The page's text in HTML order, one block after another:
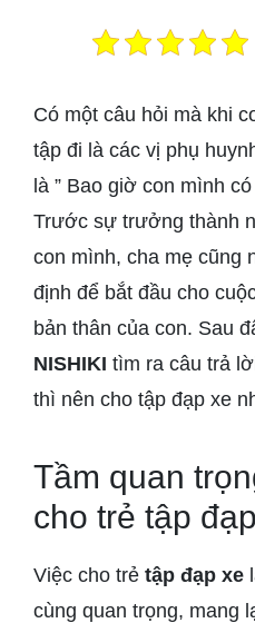
Có một câu hỏi mà khi
tập đi là các vị phụ
là ” Bao giờ con mình
Trước sự trưởng thành
con mình, cha mẹ cũng
định để bắt đầu cho
bản thân của con. Sau
NISHIKI tìm ra câu trả
thì nên cho tập đạp xe
Tầm quan
cho trẻ tập
Việc cho trẻ tập đạp xe
cùng quan trọng, mang